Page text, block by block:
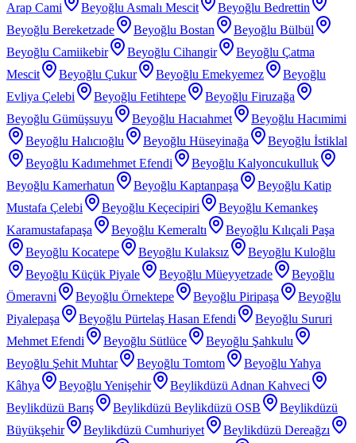
Arap Cami
Beyoğlu Asmalı Mescit
Beyoğlu Bedrettin
Beyoğlu Bereketzade
Beyoğlu Bostan
Beyoğlu Bülbül
Beyoğlu Camiikebir
Beyoğlu Cihangir
Beyoğlu Çatma
Mescit
Beyoğlu Çukur Beyoğlu Emekyemez
Beyoğlu
Evliya Çelebi
Beyoğlu Fetihtepe
Beyoğlu Firuzağa
Beyoğlu Gümüşsuyu
Beyoğlu Hacıahmet
Beyoğlu Hacımimi
Beyoğlu Halıcıoğlu
Beyoğlu Hüseyinağa
Beyoğlu İstiklal
Beyoğlu Kadımehmet Efendi
Beyoğlu Kalyoncukulluk
Beyoğlu Kamerhatun
Beyoğlu Kaptanpaşa
Beyoğlu Katip
Mustafa Çelebi
Beyoğlu Keçecipiri
Beyoğlu Kemankeş
Karamustafapaşa
Beyoğlu Kemeraltı
Beyoğlu Kılıçali Paşa
Beyoğlu Kocatepe
Beyoğlu Kulaksız
Beyoğlu Kuloğlu
Beyoğlu Küçük Piyale
Beyoğlu Müeyyetzade
Beyoğlu
Ömeravni
Beyoğlu Örnektepe Beyoğlu Piripaşa
Beyoğlu
Piyalepaşa
Beyoğlu Pürtelaş Hasan Efendi
Beyoğlu Sururi
Mehmet Efendi
Beyoğlu Sütlüce
Beyoğlu Şahkulu
Beyoğlu Şehit Muhtar
Beyoğlu Tomtom
Beyoğlu Yahya
Kâhya
Beyoğlu Yenişehir
Beylikdüzü Adnan Kahveci
Beylikdüzü Barış
Beylikdüzü Beylikdüzü OSB
Beylikdüzü
Büyükşehir
Beylikdüzü Cumhuriyet
Beylikdüzü Dereağzı